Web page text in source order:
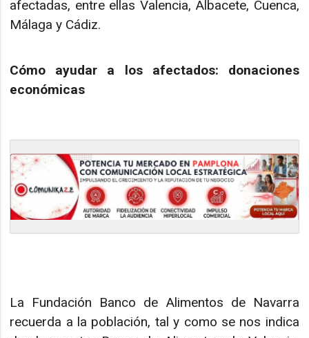
afectadas, entre ellas Valencia, Albacete, Cuenca,
Málaga y Cádiz.
Cómo ayudar a los afectados: donaciones
económicas
La Fundación Banco de Alimentos de Navarra
recuerda a la población, tal y como se nos indica